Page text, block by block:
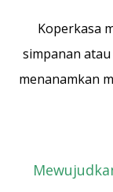
Koperkasa
simpanan
menanamkan